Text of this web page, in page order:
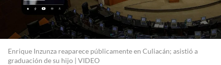
Enrique Inzunza reaparece públicamente en Culiacán; asistió a
graduación de su hijo | VIDEO